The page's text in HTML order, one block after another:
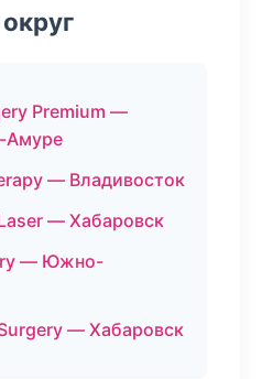
Premium —
Амуре
— Владивосток
— Хабаровск
— Южно-
— Хабаровск